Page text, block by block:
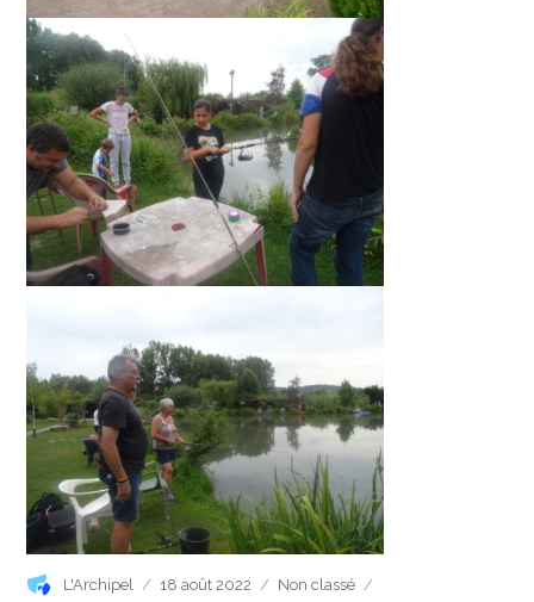
Auteur
L'Archipel
Publié
18 août 2022 Catégories
Non classé